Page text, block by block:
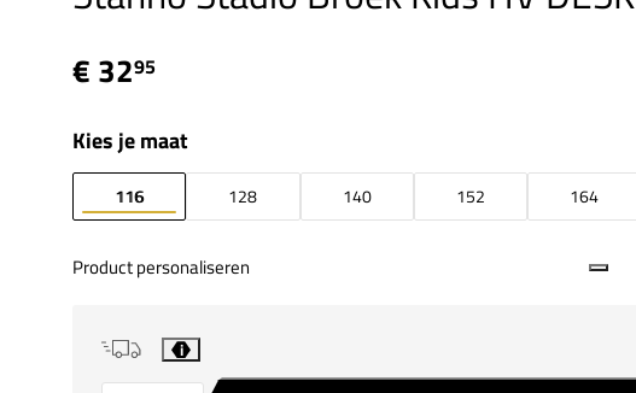
€ 3295
Kies je maat
116 128 140 152 164
Product personaliseren
i